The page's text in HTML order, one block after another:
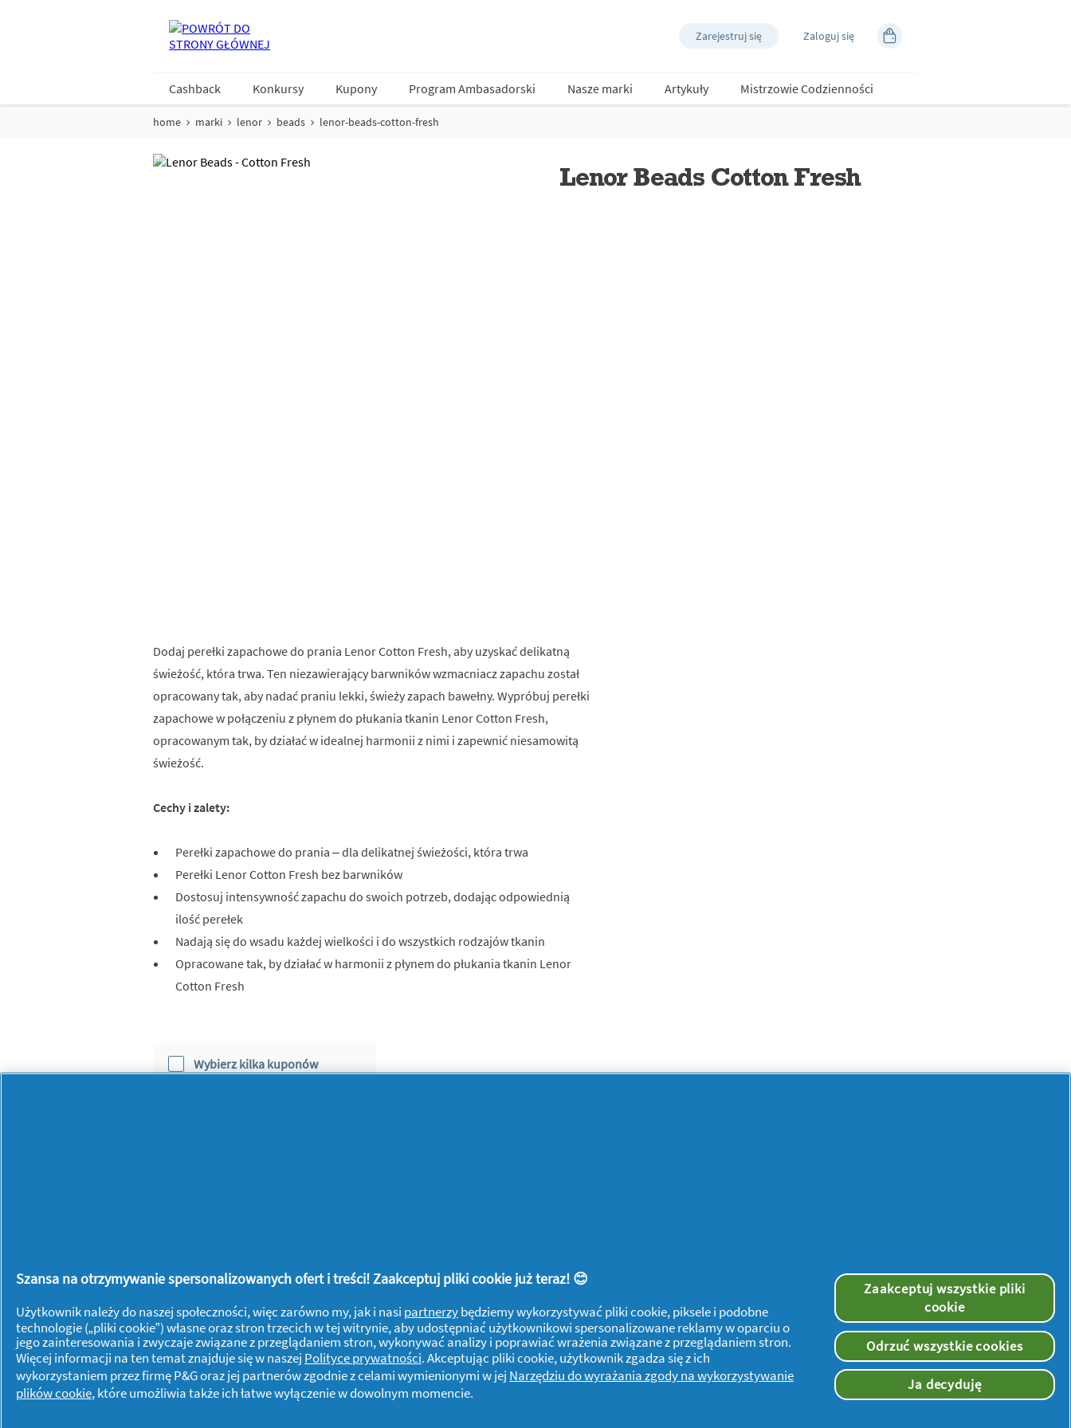
Zarejestruj się Zaloguj się
Cashback Konkursy Kupony Program Ambasadorski Nasze marki Artykuły Mistrzowie Codzienności
home marki lenor beads lenor-beads-cotton-fresh
Lenor Beads Cotton Fresh
Dodaj perełki zapachowe do prania Lenor Cotton Fresh, aby uzyskać delikatną
świeżość, która trwa. Ten niezawierający barwników wzmacniacz zapachu został
opracowany tak, aby nadać praniu lekki, świeży zapach bawełny. Wypróbuj perełki
zapachowe w połączeniu z płynem do płukania tkanin Lenor Cotton Fresh,
opracowanym tak, by działać w idealnej harmonii z nimi i zapewnić niesamowitą
świeżość.
Cechy i zalety:
Perełki zapachowe do prania – dla delikatnej świeżości, która trwa
Perełki Lenor Cotton Fresh bez barwników
Dostosuj intensywność zapachu do swoich potrzeb, dodając odpowiednią
ilość perełek
Nadają się do wsadu każdej wielkości i do wszystkich rodzajów tkanin
Opracowane tak, by działać w harmonii z płynem do płukania tkanin Lenor
Cotton Fresh
Wybierz kilka kuponów
Szansa na otrzymywanie spersonalizowanych ofert i treści! Zaakceptuj pliki cookie już teraz! 😊
Użytkownik należy do naszej społeczności, więc zarówno my, jak i nasi partnerzybędziemy wykorzystywać pliki cookie, piksele i podobne
technologie („pliki cookie”) własne oraz stron trzecich w tej witrynie, aby udostępniać użytkownikowi spersonalizowane reklamy w oparciu o
jego zainteresowania i zwyczaje związane z przeglądaniem stron, wykonywać analizy i poprawiać wrażenia związane z przeglądaniem stron.
Więcej informacji na ten temat znajduje się w naszej Polityce prywatności. Akceptując pliki cookie, użytkownik zgadza się z ich
wykorzystaniem przez firmę P&G oraz jej partnerów zgodnie z celami wymienionymi w jej Narzędziu do wyrażania zgody na wykorzystywanie
plików cookie, które umożliwia także ich łatwe wyłączenie w dowolnym momencie.
Zaakceptuj wszystkie pliki
cookie
Odrzuć wszystkie cookies
Ja decyduję